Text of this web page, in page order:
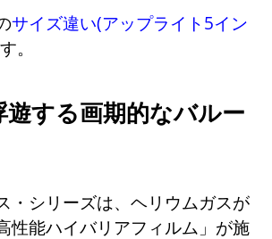
サイズ違い(アップライト5イン
。
遊する画期的なバルー
・シリーズは、ヘリウムガスが
性能ハイバリアフィルム」が施